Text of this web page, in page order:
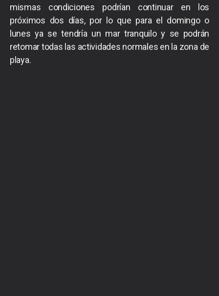
mismas condiciones podrían continuar en los
próximos dos días, por lo que para el domingo o
lunes ya se tendría un mar tranquilo y se podrán
retomar todas las actividades normales en la zona de
playa.